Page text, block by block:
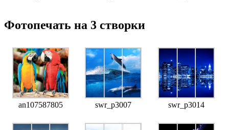
Фотопечать на 3 створки
an107587805 swr_p3007 swr_p3014